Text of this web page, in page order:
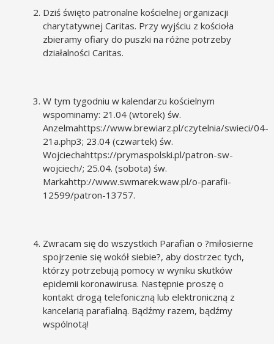
Dziś święto patronalne kościelnej organizacji
charytatywnej Caritas. Przy wyjściu z kościoła
zbieramy ofiary do puszki na różne potrzeby
działalności Caritas.
W tym tygodniu w kalendarzu kościelnym
wspominamy: 21.04 (wtorek) św.
Anzelmahttps://www.brewiarz.pl/czytelnia/swieci/04-
21a.php3; 23.04 (czwartek) św.
Wojciechahttps://prymaspolski.pl/patron-sw-
wojciech/; 25.04. (sobota) św.
Markahttp://www.swmarek.waw.pl/o-parafii-
12599/patron-13757.
Zwracam się do wszystkich Parafian o ?miłosierne
spojrzenie się wokół siebie?, aby dostrzec tych,
którzy potrzebują pomocy w wyniku skutków
epidemii koronawirusa. Następnie proszę o
kontakt drogą telefoniczną lub elektroniczną z
kancelarią parafialną. Bądźmy razem, bądźmy
wspólnotą!